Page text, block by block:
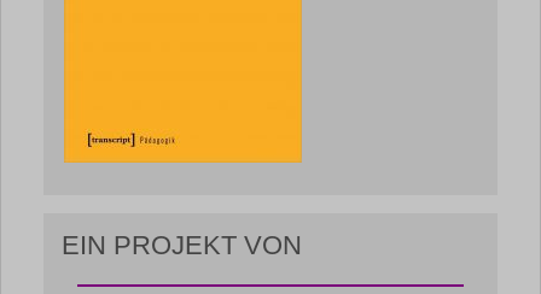
EIN PROJEKT VON